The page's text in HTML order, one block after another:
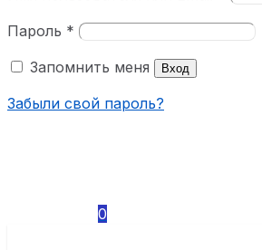
Пароль *
Запомнить меня
Вход
Забыли свой пароль?
0